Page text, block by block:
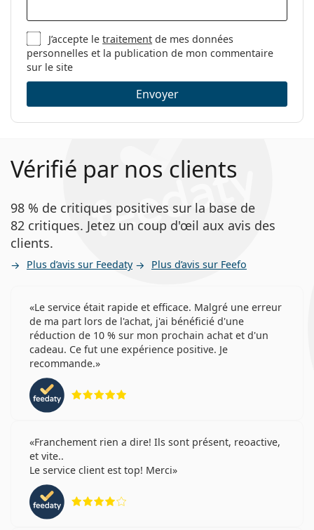
Questions fréquentes
Pendant combien de temps peut-on porter Miru
1day?
Quelle est la différence entre le pack de 30 et le
Les Menicon Miru 1day Flat Pack se présentent en
paquets de 30 ou 90 lentilles individuelles. Comme
il s'agit de lentilles jetables journalières, un paquet
de 30 lentilles dure un mois à raison d'une lentille
Unpack de 30a un coût initial moins élevé et offre
aux porteurs une certaine flexibilité s'ils ne portent
pas leurs lentilles souvent. Toutefois, le prix par
lentille diminue au fur et à mesure que la taille de
l'emballage augmente. Cela signifie que le pack de
90 peut permettre aux porteurs d'économiser de
l'argent à long terme.
Autres lentilles de contact
journalières
Acuvue Oasys 1-Day with HydraLuxe
DAILIES Total 1
lentilles:
Poids:
150 g
Autres
Lentilles journalières
Lentilles de contact
J’accepte letraitement de mes données
personnelles et la publication de mon commentaire
sur le site
Envoyer
Vérifié par nos clients
98 % de critiques positives sur la base de
82 critiques. Jetez un coup d'œil aux avis des
clients.
Plus d’avis sur Feedaty Plus d’avis sur Feefo
Le service était rapide et efficace. Malgré une erreur
de ma part lors de l'achat, j'ai bénéficié d'une
réduction de 10 % sur mon prochain achat et d'un
cadeau. Ce fut une expérience positive. Je
recommande.
Franchement rien a dire! Ils sont présent, reoactive,
et vite..
Le service client est top! Merci